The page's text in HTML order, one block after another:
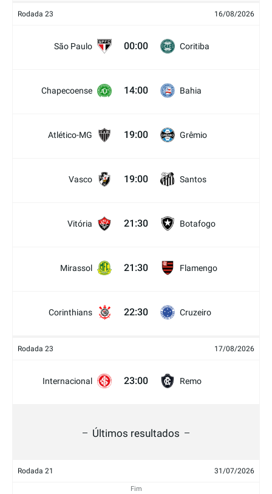
Rodada 23 16/08/2026
São Paulo 00:00 Coritiba
Chapecoense 14:00 Bahia
Atlético-MG 19:00 Grêmio
Vasco 19:00 Santos
Vitória 21:30 Botafogo
Mirassol 21:30 Flamengo
Corinthians 22:30 Cruzeiro
Rodada 23 17/08/2026
Internacional 23:00 Remo
Últimos resultados
Rodada 21 31/07/2026
Fim